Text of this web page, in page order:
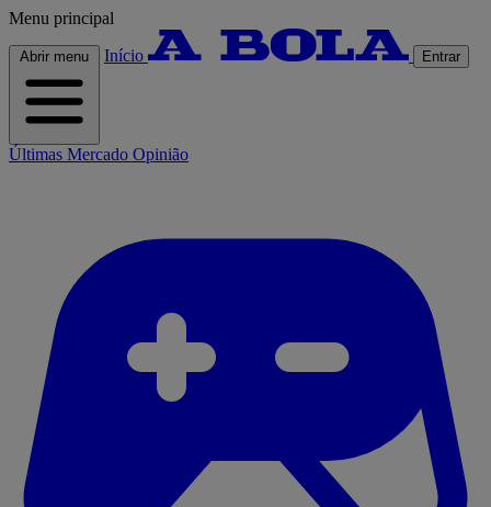
Menu principal
Abrir menu Início Entrar
Últimas Mercado Opinião